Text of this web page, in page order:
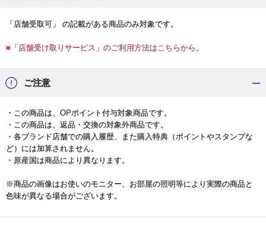
「店舗受取可」 の記載がある商品のみ対象です。
■「店舗受け取りサービス」のご利用方法はこちらから。
ご注意
・この商品は、OPポイント付与対象商品です。
・この商品は、返品・交換の対象外商品です。
・各ブランド店舗での購入履歴、また購入特典（ポイントやスタンプな
ど）には加算されません。
・原産国は商品により異なります。
※商品の画像はお使いのモニター、お部屋の照明等により実際の商品と
色味が異なる場合がございます。